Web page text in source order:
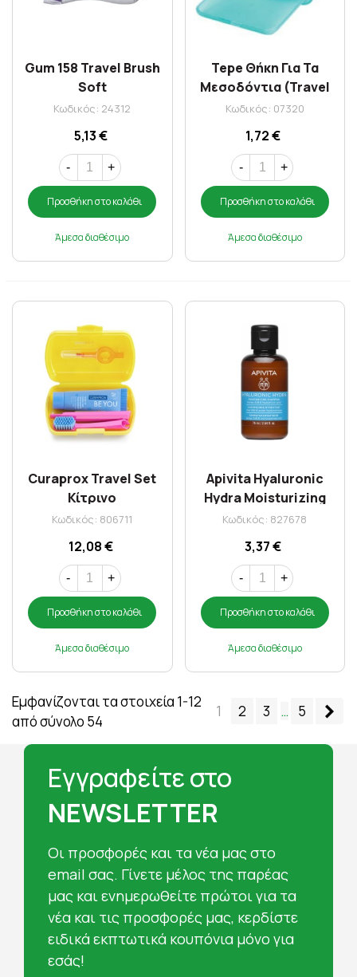
Gum 158 Travel Brush
Soft
Κωδικός: 24312
5,13 €
- +
Προσθήκη στο καλάθι
Άμεσα διαθέσιμο
Tepe Θήκη Για Τα
Μεσοδόντια (Travel
Case)
Κωδικός: 07320
1,72 €
- +
Προσθήκη στο καλάθι
Άμεσα διαθέσιμο
Curaprox Travel Set
Κίτρινο
Κωδικός: 806711
12,08 €
- +
Προσθήκη στο καλάθι
Άμεσα διαθέσιμο
Apivita Hyaluronic
Hydra Moisturizing
Shampoo 75ml
Κωδικός: 827678
3,37 €
- +
Προσθήκη στο καλάθι
Άμεσα διαθέσιμο
Εμφανίζονται τα στοιχεία 1-12
από σύνολο 54
1 2 3 … 5
Εγγραφείτε στο
NEWSLETTER
Oι προσφορές και τα νέα μας στο
email σας. Γίνετε μέλος της παρέας
μας και ενημερωθείτε πρώτοι για τα
νέα και τις προσφορές μας, κερδίστε
ειδικά εκπτωτικά κουπόνια μόνο για
εσάς!